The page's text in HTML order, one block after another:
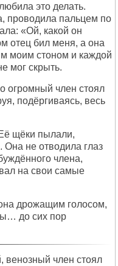
это делать.
проводила пальцем по
«Ой, какой он
отец бил меня, а она
моим стоном и каждой
мог скрыть.
огромный член стоял
подёргиваясь, весь
щёки пылали,
не отводила глаз
члена,
на свои самые
дрожащим голосом,
до сих пор
венозный член стоял